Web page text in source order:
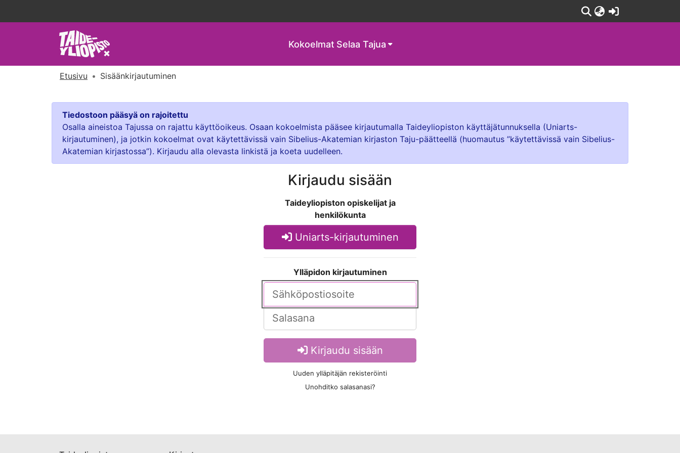
Kokoelmat Selaa Tajua
Etusivu Sisäänkirjautuminen
Tiedostoon pääsyä on rajoitettu
Osalla aineistoa Tajussa on rajattu käyttöoikeus. Osaan kokoelmista pääsee kirjautumalla Taideyliopiston käyttäjätunnuksella (Uniarts-
kirjautuminen), ja jotkin kokoelmat ovat käytettävissä vain Sibelius-Akatemian kirjaston Taju-päätteellä (huomautus ”käytettävissä vain Sibelius-
Akatemian kirjastossa”). Kirjaudu alla olevasta linkistä ja koeta uudelleen.
Kirjaudu sisään
Taideyliopiston opiskelijat ja
henkilökunta
Uniarts-kirjautuminen
Ylläpidon kirjautuminen
Kirjaudu sisään
Uuden ylläpitäjän rekisteröinti
Unohditko salasanasi?